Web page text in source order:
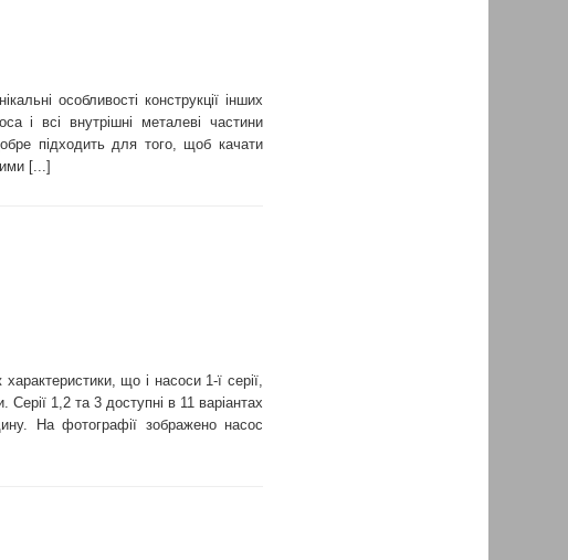
особливості конструкції інших
і всі внутрішні металеві частини
підходить для того, щоб качати
[...]
що і насоси 1-ї серії,
Серії 1,2 та 3 доступні в 11 варіантах
На фотографії зображено насос